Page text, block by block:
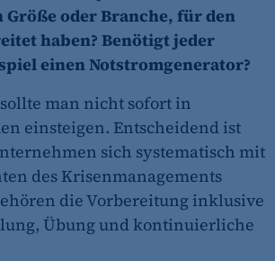
oder Branche, für den
haben? Benötigt jeder
einen Notstromgenerator?
man nicht sofort in
einsteigen. Entscheidend ist
sich systematisch mit
des Krisenmanagements
die Vorbereitung inklusive
Übung und kontinuierliche